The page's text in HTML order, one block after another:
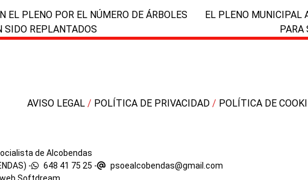
EL PLENO POR EL NÚMERO DE ÁRBOLES
SIDO REPLANTADOS
next
EL PLENO MUNICIPAL
PARA
AVISO LEGAL / POLÍTICA DE PRIVACIDAD / POLÍTICA DE
de Alcobendas
-
648 41 75 25 -
psoealcobendas@gmail.com
Softdream